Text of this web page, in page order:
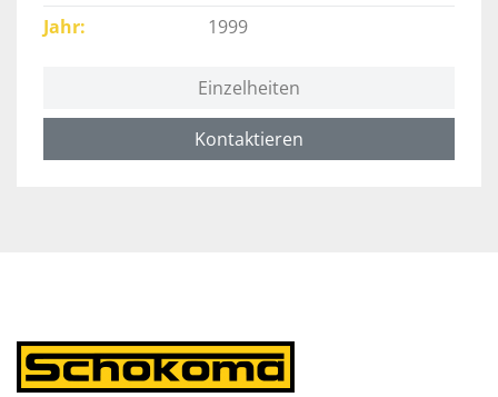
Jahr
1999
Einzelheiten
Kontaktieren